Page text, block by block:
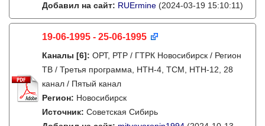
Добавил на сайт: RUErmine (2024-03-19 15:10:11)
19-06-1995 - 25-06-1995
Каналы [6]: ОРТ, РТР / ГТРК Новосибирск / Регион
ТВ / Третья программа, НТН-4, ТСМ, НТН-12, 28
канал / Пятый канал
Регион: Новосибирск
Источник: Советская Сибирь